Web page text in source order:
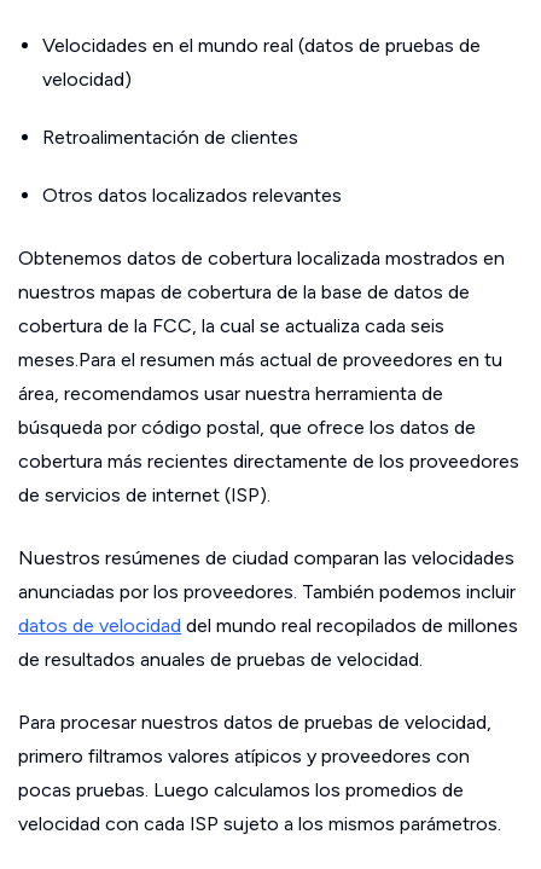
Velocidades en el mundo real (datos de pruebas de
velocidad)
Retroalimentación de clientes
Otros datos localizados relevantes
Obtenemos datos de cobertura localizada mostrados en
nuestros mapas de cobertura de la base de datos de
cobertura de la FCC, la cual se actualiza cada seis
meses.Para el resumen más actual de proveedores en tu
área, recomendamos usar nuestra herramienta de
búsqueda por código postal, que ofrece los datos de
cobertura más recientes directamente de los proveedores
de servicios de internet (ISP).
Nuestros resúmenes de ciudad comparan las velocidades
anunciadas por los proveedores. También podemos incluir
datos de velocidad del mundo real recopilados de millones
de resultados anuales de pruebas de velocidad.
Para procesar nuestros datos de pruebas de velocidad,
primero filtramos valores atípicos y proveedores con
pocas pruebas. Luego calculamos los promedios de
velocidad con cada ISP sujeto a los mismos parámetros.